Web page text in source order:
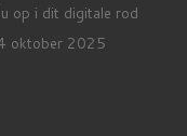
op i dit digitale rod
oktober 2025